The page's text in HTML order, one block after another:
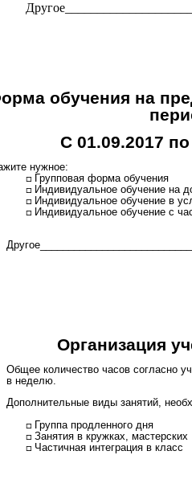
обучения на
С 01.09.2017
нужное:
Групповая форма обучения
Индивидуальное обучение на
Индивидуальное обучение в
Индивидуальное обучение с
Организация
Общее количество часов согласно
в неделю.
Дополнительные виды занятий,
Группа продленного дня
Занятия в кружках, мастерских
Частичная интеграция в класс